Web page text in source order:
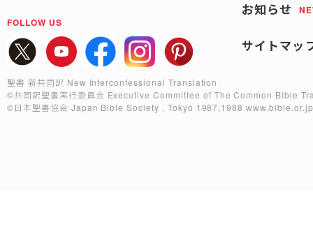
FOLLOW US
お知らせ
サイトマッ
聖書 新共同訳 New Interconfessional Translation
©共同訳聖書実行委員会 Executive Committee of The Common Bible
©日本聖書協会 Japan Bible Society , Tokyo 1987,1988www.bible.or.jp